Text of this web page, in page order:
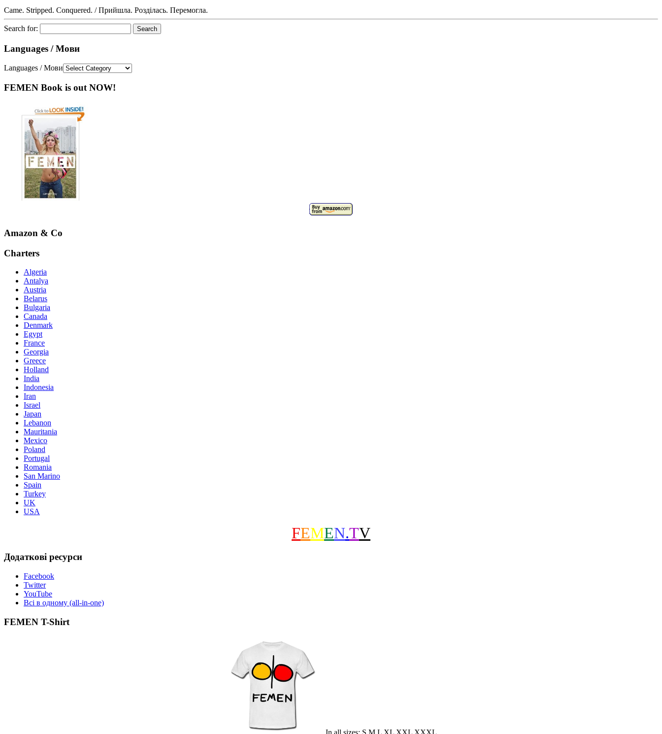
Came. Stripped. Conquered. / Прийшла. Розділась. Перемогла.
Search for:
Languages / Мови
Languages / Мови
FEMEN Book is out NOW!
Amazon & Co
Charters
Algeria
Antalya
Austria
Belarus
Bulgaria
Canada
Denmark
Egypt
France
Georgia
Greece
Holland
India
Indonesia
Iran
Israel
Japan
Lebanon
Mauritania
Mexico
Poland
Portugal
Romania
San Marino
Spain
Turkey
UK
USA
FEMEN.TV
Додаткові ресурси
Facebook
Twitter
YouTube
Всі в одному (all-in-one)
FEMEN T-Shirt